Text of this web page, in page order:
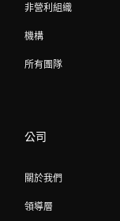
非營利組織
機構
所有團隊
公司
關於我們
領導層